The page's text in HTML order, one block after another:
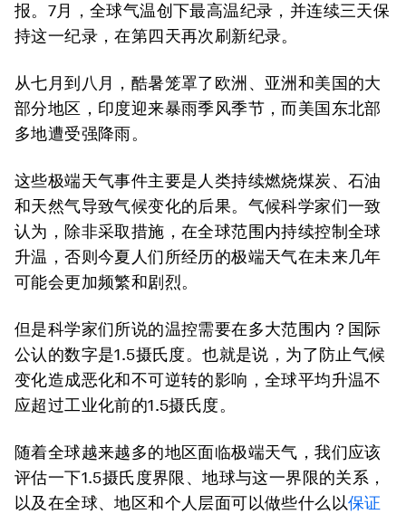
报。7月，全球气温创下最高温纪录，并连续三天保
持这一纪录，在第四天再次刷新纪录。
从七月到八月，酷暑笼罩了欧洲、亚洲和美国的大
部分地区，印度迎来暴雨季风季节，而美国东北部
多地遭受强降雨。
这些极端天气事件主要是人类持续燃烧煤炭、石油
和天然气导致气候变化的后果。气候科学家们一致
认为，除非采取措施，在全球范围内持续控制全球
升温，否则今夏人们所经历的极端天气在未来几年
可能会更加频繁和剧烈。
但是科学家们所说的温控需要在多大范围内？国际
公认的数字是1.5摄氏度。也就是说，为了防止气候
变化造成恶化和不可逆转的影响，全球平均升温不
应超过工业化前的1.5摄氏度。
随着全球越来越多的地区面临极端天气，我们应该
评估一下1.5摄氏度界限、地球与这一界限的关系，
以及在全球、地区和个人层面可以做些什么以保证